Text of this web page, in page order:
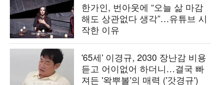
한가인, 번아웃에 “오늘 삶 마감
해도 상관없다 생각”…유튜브 시
작한 이유
'65세' 이경규, 2030 장난감 비용
듣고 어이없어 하더니…결국 빠
져든 '왁뿌볼'의 매력 ('갓경규')